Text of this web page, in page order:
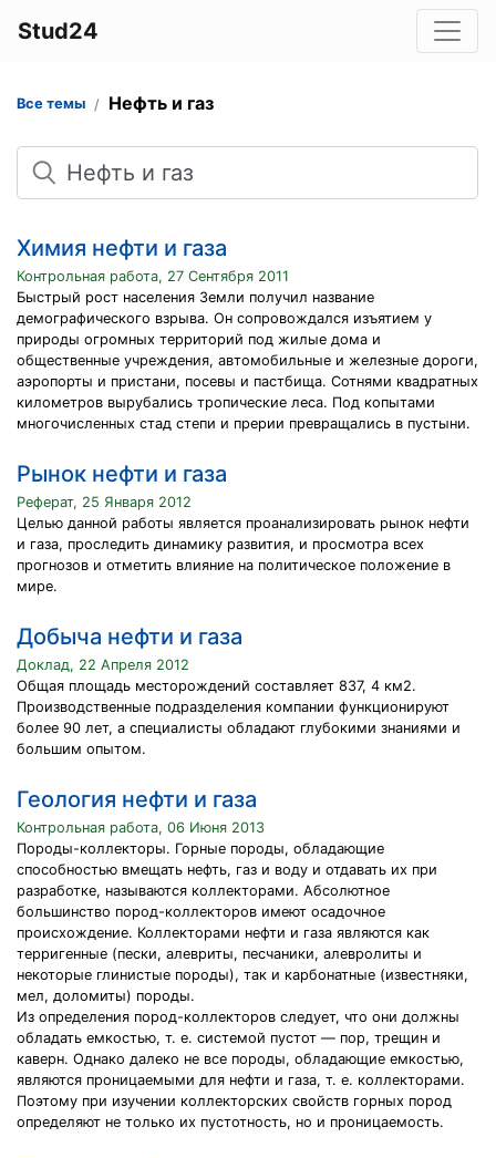
Stud24
Все темы Нефть и газ
Поиск
Химия нефти и газа
Контрольная работа, 27 Сентября 2011
Быстрый рост населения Земли получил название
демографического взрыва. Он сопровождался изъятием у
природы огромных территорий под жилые дома и
общественные учреждения, автомобильные и железные дороги,
аэропорты и пристани, посевы и пастбища. Сотнями квадратных
километров вырубались тропические леса. Под копытами
многочисленных стад степи и прерии превращались в пустыни.
Рынок нефти и газа
Реферат, 25 Января 2012
Целью данной работы является проанализировать рынок нефти
и газа, проследить динамику развития, и просмотра всех
прогнозов и отметить влияние на политическое положение в
мире.
Добыча нефти и газа
Доклад, 22 Апреля 2012
Общая площадь месторождений составляет 837, 4 км2.
Производственные подразделения компании функционируют
более 90 лет, а специалисты обладают глубокими знаниями и
большим опытом.
Геология нефти и газа
Контрольная работа, 06 Июня 2013
Породы-коллекторы. Горные породы, обладающие
способностью вмещать нефть, газ и воду и отдавать их при
разработке, называются коллекторами. Абсолютное
большинство пород-коллекторов имеют осадочное
происхождение. Коллекторами нефти и газа являются как
терригенные (пески, алевриты, песчаники, алевролиты и
некоторые глинистые породы), так и карбонатные (известняки,
мел, доломиты) породы.
Из определения пород-коллекторов следует, что они должны
обладать емкостью, т. е. системой пустот — пор, трещин и
каверн. Однако далеко не все породы, обладающие емкостью,
являются проницаемыми для нефти и газа, т. е. коллекторами.
Поэтому при изучении коллекторских свойств горных пород
определяют не только их пустотность, но и проницаемость.